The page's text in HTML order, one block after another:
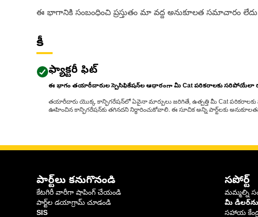
ఈ భాగానికి సంబంధించి ప్రస్తుతం మా వద్ద అనుకూలత సమాచారం
కీ
ఫ్యాక్టరీ ఫిట్
ఈ భాగం తయారీదారుల స్పెసిఫికేషన్‌ల ఆధారంగా మీ Cat పరికరాలకు సరిపోయేలా
తయారీదారు యొక్క కాన్ఫిగరేషన్‌లో ఏవైనా మార్పులు జరిగితే, ఉత్పత్తి మీ Cat పరికరాలకు
ఊహించిన కాన్ఫిగరేషన్‌కు తగినదని నిర్ధారించుకోవాలి. ఈ సూచిక అన్ని పార్ట్‌లకు
పార్ట్‌లు కనుగొనండి
కేటగిరీ వారీగా షాపింగ్ చేయండి
పార్ట్‌ల డయాగ్రామ్ చూడండి
SIS
సపోర్ట్
మమ్మల్ని
మీ
సహాయ